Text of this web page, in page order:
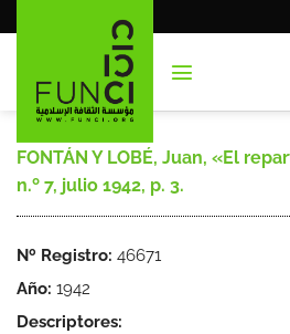
al
FONTÁN Y LOBÉ, Juan, «El
n.º 7, julio 1942, p. 3.
Nº Registro: 46671
Año: 1942
Descriptores: